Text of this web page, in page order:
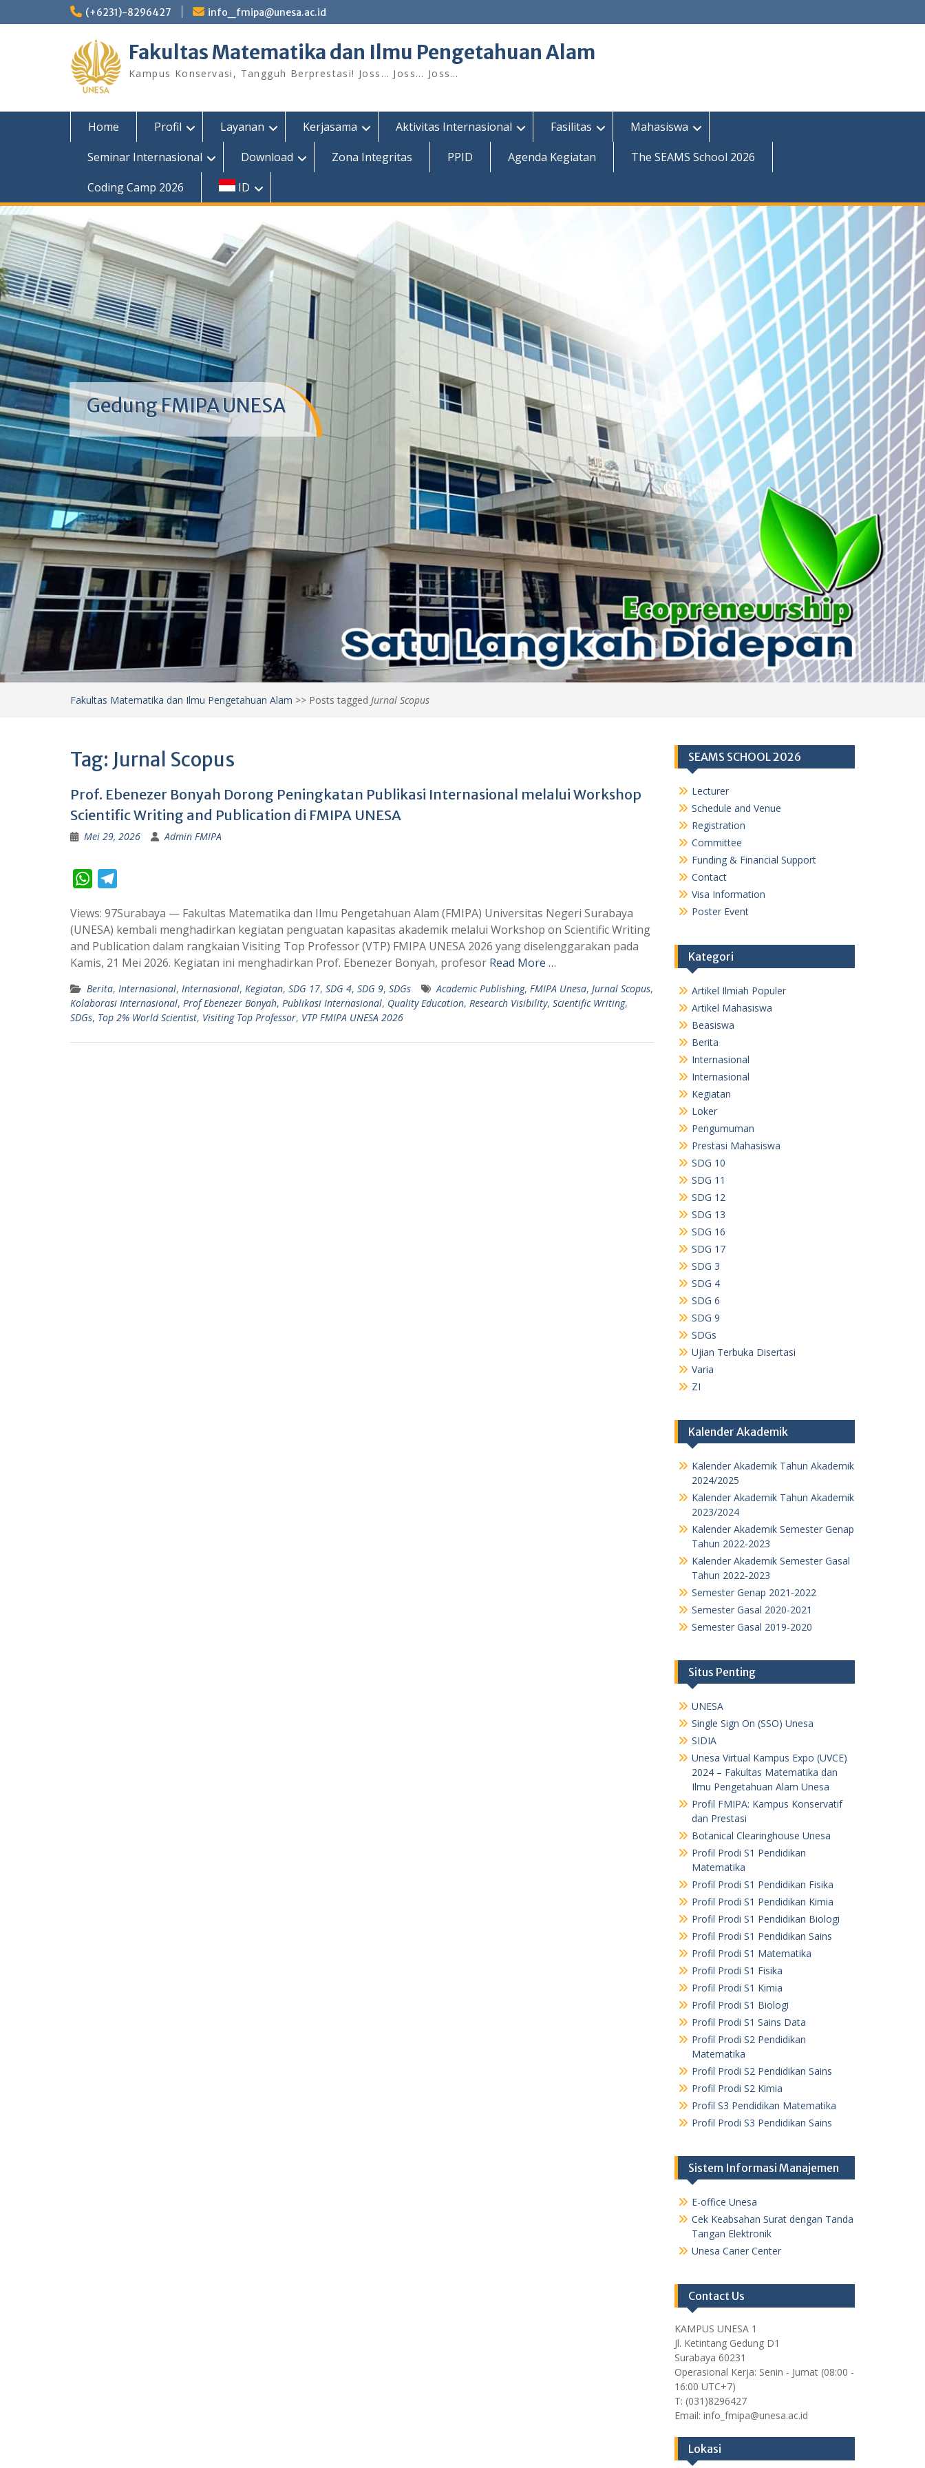
to
(+6231)-8296427 info_fmipa@unesa.ac.id
Fakultas Matematika dan Ilmu Pengetahuan Alam
Kampus Konservasi, Tangguh Berprestasi! Joss… Joss… Joss…
Home Profil Layanan Kerjasama Aktivitas Internasional Fasilitas
Mahasiswa
Seminar Internasional
Download Zona Integritas PPID Agenda Kegiatan
The SEAMS School 2026
Coding Camp 2026
ID
Gedung FMIPA UNESA
Fakultas Matematika dan Ilmu Pengetahuan Alam >> Posts tagged Jurnal Scopus
Tag: Jurnal Scopus
Prof. Ebenezer Bonyah Dorong Peningkatan Publikasi Internasional melalui Workshop
Scientific Writing and Publication di FMIPA UNESA
Mei 29, 2026 Admin FMIPA
W
a
t
s
p
p
l
e
g
a
m
Views: 97Surabaya — Fakultas Matematika dan Ilmu Pengetahuan Alam (FMIPA) Universitas Negeri Surabaya
(UNESA) kembali menghadirkan kegiatan penguatan kapasitas akademik melalui Workshop on Scientific Writing
and Publication dalam rangkaian Visiting Top Professor (VTP) FMIPA UNESA 2026 yang diselenggarakan pada
Kamis, 21 Mei 2026. Kegiatan ini menghadirkan Prof. Ebenezer Bonyah, profesor Read More …
Berita, Internasional, Internasional, Kegiatan, SDG 17, SDG 4, SDG 9, SDGs Academic Publishing, FMIPA Unesa, Jurnal Scopus,
Kolaborasi Internasional, Prof Ebenezer Bonyah, Publikasi Internasional, Quality Education, Research Visibility, Scientific Writing,
SDGs, Top 2% World Scientist, Visiting Top Professor, VTP FMIPA UNESA 2026
SEAMS SCHOOL 2026
Lecturer
Schedule and Venue
Registration
Committee
Funding & Financial Support
Contact
Visa Information
Poster Event
Kategori
Artikel Ilmiah Populer
Artikel Mahasiswa
Beasiswa
Berita
Internasional
Internasional
Kegiatan
Loker
Pengumuman
Prestasi Mahasiswa
SDG 10
SDG 11
SDG 12
SDG 13
SDG 16
SDG 17
SDG 3
SDG 4
SDG 6
SDG 9
SDGs
Ujian Terbuka Disertasi
Varia
ZI
Kalender Akademik
Kalender Akademik Tahun Akademik
2024/2025
Kalender Akademik Tahun Akademik
2023/2024
Kalender Akademik Semester Genap
Tahun 2022-2023
Kalender Akademik Semester Gasal
Tahun 2022-2023
Semester Genap 2021-2022
Semester Gasal 2020-2021
Semester Gasal 2019-2020
Situs Penting
UNESA
Single Sign On (SSO) Unesa
SIDIA
Unesa Virtual Kampus Expo (UVCE)
2024 – Fakultas Matematika dan
Ilmu Pengetahuan Alam Unesa
Profil FMIPA: Kampus Konservatif
dan Prestasi
Botanical Clearinghouse Unesa
Profil Prodi S1 Pendidikan
Matematika
Profil Prodi S1 Pendidikan Fisika
Profil Prodi S1 Pendidikan Kimia
Profil Prodi S1 Pendidikan Biologi
Profil Prodi S1 Pendidikan Sains
Profil Prodi S1 Matematika
Profil Prodi S1 Fisika
Profil Prodi S1 Kimia
Profil Prodi S1 Biologi
Profil Prodi S1 Sains Data
Profil Prodi S2 Pendidikan
Matematika
Profil Prodi S2 Pendidikan Sains
Profil Prodi S2 Kimia
Profil S3 Pendidikan Matematika
Profil Prodi S3 Pendidikan Sains
Sistem Informasi Manajemen
E-office Unesa
Cek Keabsahan Surat dengan Tanda
Tangan Elektronik
Unesa Carier Center
Contact Us
KAMPUS UNESA 1
Jl. Ketintang Gedung D1
Surabaya 60231
Operasional Kerja: Senin - Jumat (08:00 -
16:00 UTC+7)
T: (031)8296427
Email: info_fmipa@unesa.ac.id
Lokasi